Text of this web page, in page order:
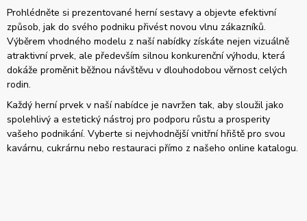
Prohlédněte si prezentované herní sestavy a objevte efektivní
způsob, jak do svého podniku přivést novou vlnu zákazníků.
Výběrem vhodného modelu z naší nabídky získáte nejen vizuálně
atraktivní prvek, ale především silnou konkurenční výhodu, která
dokáže proměnit běžnou návštěvu v dlouhodobou věrnost celých
rodin.
Každý herní prvek v naší nabídce je navržen tak, aby sloužil jako
spolehlivý a estetický nástroj pro podporu růstu a prosperity
vašeho podnikání. Vyberte si nejvhodnější vnitřní hřiště pro svou
kavárnu, cukrárnu nebo restauraci přímo z našeho online katalogu.